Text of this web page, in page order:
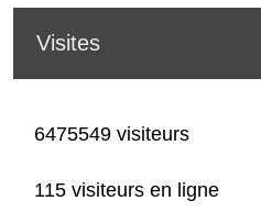
Visites
6475549 visiteurs
115 visiteurs en ligne